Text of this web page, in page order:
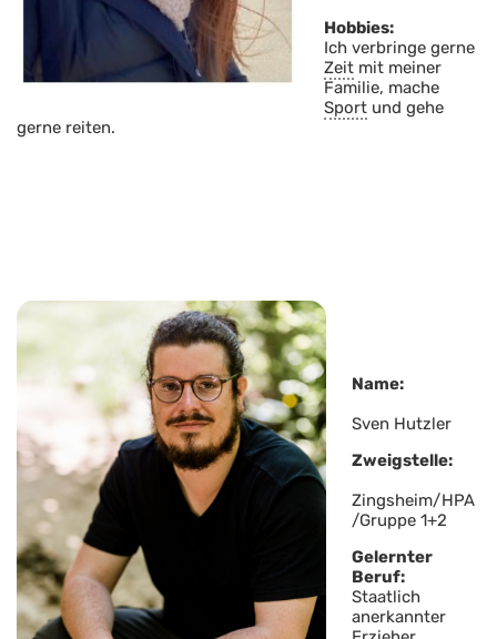
Hobbies:
Ich verbringe gerne
Zeitmit meiner
Familie, mache
Sportund gehe
gerne reiten.
Name:
Sven Hutzler
Zweigstelle:
Zingsheim/HPA
/Gruppe 1+2
Gelernter
Beruf:
Staatlich
anerkannter